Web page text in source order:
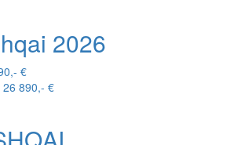
2026
€
26 890,- €